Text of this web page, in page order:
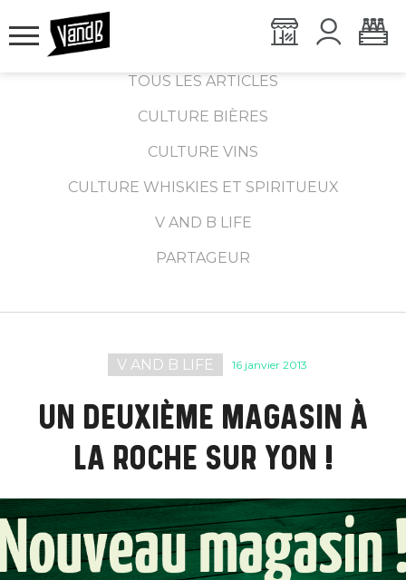
TOUS LES ARTICLES
CULTURE BIÈRES
CULTURE VINS
CULTURE WHISKIES ET SPIRITUEUX
V AND B LIFE
PARTAGEUR
V AND B LIFE 16 janvier 2013
UN DEUXIÈME MAGASIN À
LA ROCHE SUR YON !